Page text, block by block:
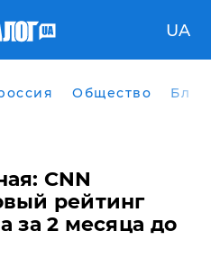
UA
Общество
CNN
рейтинг
за 2 месяца до